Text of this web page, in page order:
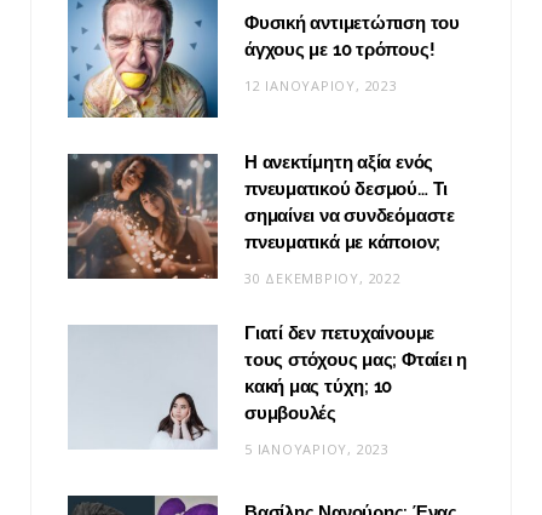
Φυσική αντιμετώπιση του
άγχους με 10 τρόπους!
12 ΙΑΝΟΥΑΡΊΟΥ, 2023
Η ανεκτίμητη αξία ενός
πνευματικού δεσμού… Τι
σημαίνει να συνδεόμαστε
πνευματικά με κάποιον;
30 ΔΕΚΕΜΒΡΊΟΥ, 2022
Γιατί δεν πετυχαίνουμε
τους στόχους μας; Φταίει η
κακή μας τύχη; 10
συμβουλές
5 ΙΑΝΟΥΑΡΊΟΥ, 2023